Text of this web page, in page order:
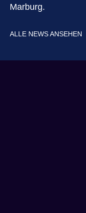
Marburg.
ALLE NEWS ANSEHEN